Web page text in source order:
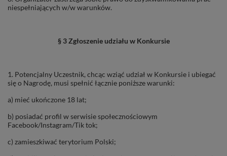
niespełniających w/w warunków.
§ 3 Zgłoszenie udziału w Konkursie
1. Potencjalny Uczestnik, chcąc wziąć udział w Konkursie i ubiegać
się o Nagrodę, musi spełnić łącznie poniższe warunki:
a) mieć ukończone 18 lat;
b) posiadać profil w serwisie społecznościowym
Facebook/Instagram/Tik tok;
c) zamieszkiwać terytorium Polski;